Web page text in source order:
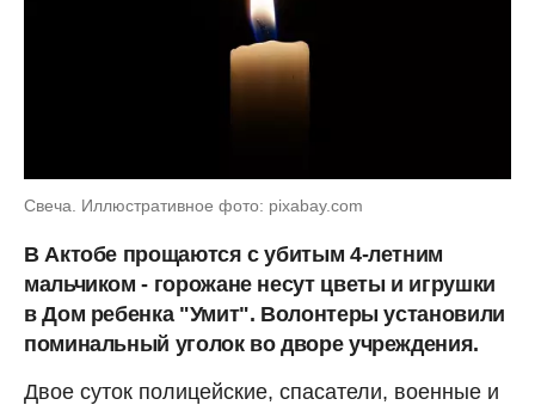
Свеча. Иллюстративное фото: pixabay.com
В Актобе прощаются с убитым 4-летним
мальчиком - горожане несут цветы и игрушки
в Дом ребенка "Умит". Волонтеры установили
поминальный уголок во дворе учреждения.
Двое суток полицейские, спасатели, военные и